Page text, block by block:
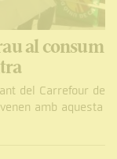
al consum
del Carrefour de
amb aquesta